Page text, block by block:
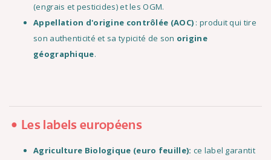
(engrais et pesticides) et les OGM.
Appellation d'origine contrôlée (AOC) : produit qui tire
son authenticité et sa typicité de son origine
géographique.
Les labels européens
Agriculture Biologique (euro feuille): ce label garantit